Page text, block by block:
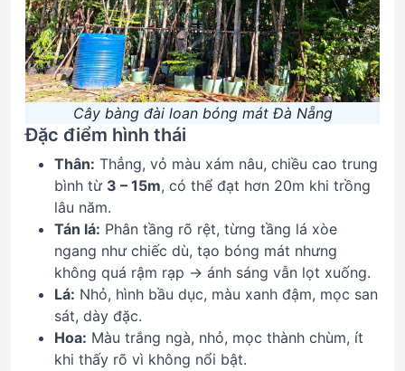
Cây bàng đài loan bóng mát Đà Nẵng
Đặc điểm hình thái
Thân: Thẳng, vỏ màu xám nâu, chiều cao trung
bình từ 3 – 15m, có thể đạt hơn 20m khi trồng
lâu năm.
Tán lá: Phân tầng rõ rệt, từng tầng lá xòe
ngang như chiếc dù, tạo bóng mát nhưng
không quá rậm rạp → ánh sáng vẫn lọt xuống.
Lá: Nhỏ, hình bầu dục, màu xanh đậm, mọc san
sát, dày đặc.
Hoa: Màu trắng ngà, nhỏ, mọc thành chùm, ít
khi thấy rõ vì không nổi bật.